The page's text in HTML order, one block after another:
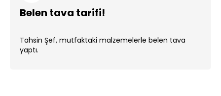
Belen tava tarifi!
Tahsin Şef, mutfaktaki malzemelerle belen tava
yaptı.